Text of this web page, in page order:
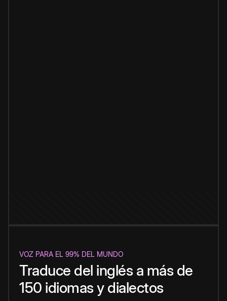
VOZ PARA EL 99% DEL MUNDO
Traduce del inglés a más de
150 idiomas y dialectos